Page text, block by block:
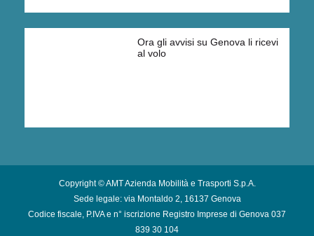
Ora gli avvisi su Genova li ricevi
al volo
Copyright © AMT Azienda Mobilità e Trasporti S.p.A.
Sede legale: via Montaldo 2, 16137 Genova
Codice fiscale, P.IVA e n° iscrizione Registro Imprese di Genova 037
839 30 104